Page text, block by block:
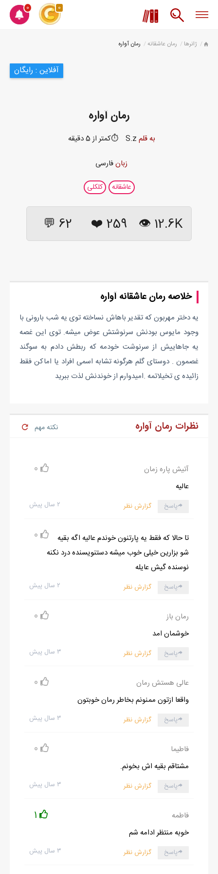
0 0
ژانرها رمان عاشقانه رمان آواره
آفلاین : رایگان
رمان آواره
به قلم S.z ⏱️کمتر از 5 دقیقه
زبانفارسی
عاشقانه کلکلی
12.6K 👁
259
❤️
62 💬
خلاصه رمان عاشقانه آواره
یه دختر مهربون که تقدیر باهاش نساخته توی یه شب بارونی با
وجود مایوس بودنش سرنوشتش عوض میشه. توی این غصه
یه جاهاییش از سرنوشت خودمه که ربطش دادم به سوگند
غصمون . دوستای گلم هرگونه تشابه اسمی افراد یا اماکن فقط
زائیده ی تخیلاتمه .امیدوارم از خوندنش لذت ببرید
نظرات رمان آواره نکته مهم
آتیش پاره زمان 0
عالیه
۲ سال پیش پاسخ گزارش نظر
0
تا حالا که فقط یه پارتنون خوندم عالیه اگه بقیه
شو بزارین خیلی خوب میشه دستنویسنده درد نکنه
نوسنده گیش عایله
۲ سال پیش پاسخ گزارش نظر
رمان باز 0
خوشمان امد
۳ سال پیش پاسخ گزارش نظر
عالی هستش رمان 0
واقعا ازتون ممنونم بخاطر رمان خوبتون
۳ سال پیش پاسخ گزارش نظر
فاطیما 0
مشتاقم بقیه اش بخونم.
۳ سال پیش پاسخ گزارش نظر
فاطمه 1
خوبه منتظر ادامه شم
۳ سال پیش پاسخ گزارش نظر